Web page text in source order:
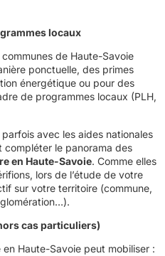
locaux
de Haute-Savoie
ponctuelle, des primes
énergétique ou pour des
de programmes locaux (PLH,
avec les aides nationales
le panorama des
en Haute-Savoie. Comme elles
lors de l’étude de votre
sur votre territoire (commune,
cas particuliers)
Haute-Savoie peut mobiliser :